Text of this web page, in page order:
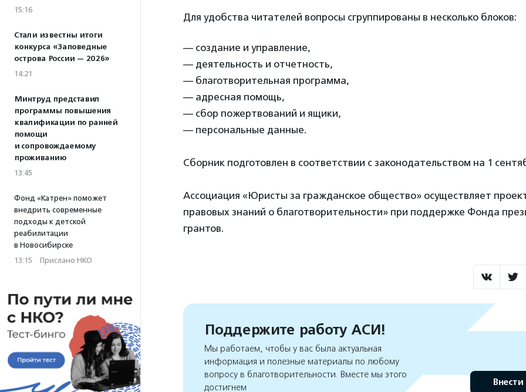
15:16
Стали известны итоги
конкурса «Заповедные
острова России — 2026»
14:21
Минтруд представил
программы повышения
квалификации по ранней
помощи
и сопровождаемому
проживанию
13:45
Фонд «Катрен» поможет
внедрить современные
подходы к детской
реабилитации
в Новосибирске
13:15 · Прислано НКО
Для удобства читателей вопросы сгруппированы в несколько блоков:
— создание и управление,
— деятельность и отчетность,
— благотворительная программа,
— адресная помощь,
— сбор пожертвований и ящики,
— персональные данные.
Сборник подготовлен в соответствии с законодательством на 1
Ассоциация «Юристы за гражданское общество» осуществляет
правовых знаний о благотворительности» при поддержке Фонда
грантов.
Поддержите работу АСИ!
Мы работаем, чтобы у вас была актуальная
информация и полезные материалы по любому
вопросу в благотворительности. Вместе мы этого
достигнем
Внести